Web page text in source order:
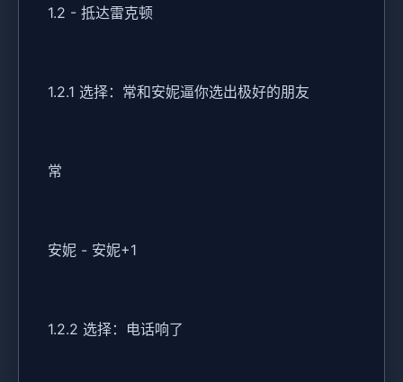
1.2 - 抵达雷克顿
1.2.1 选择：常和安妮逼你选出极好的朋友
常
安妮 - 安妮+1
1.2.2 选择：电话响了